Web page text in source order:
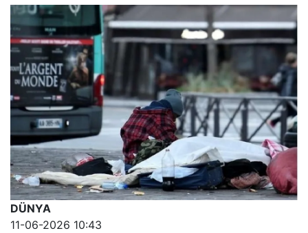
DÜNYA
11-06-2026 10:43